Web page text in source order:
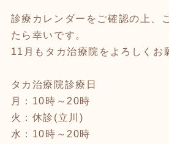
診療カレンダーをご確認の上、
たら幸いです。
11月もタカ治療院をよろしくお
タカ治療院診療日
月：10時～20時
火：休診(立川)
水：10時～20時